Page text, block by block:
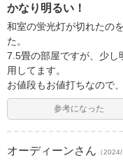
かなり明るい！
和室の蛍光灯が切れたの
た。
7.5畳の部屋ですが、少し
用してます。
お値段もお値打ちなので
参考になった
オーディーンさん （